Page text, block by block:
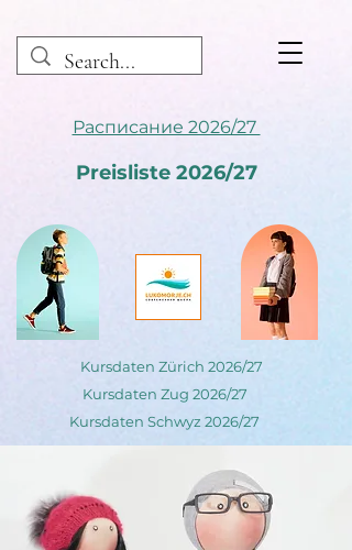
Расписание 2026/27
Preisliste 2026/27
Kursdaten Zürich 2026/27
Kursdaten Zug 2026/27
Kursdaten Schwyz 2026/27